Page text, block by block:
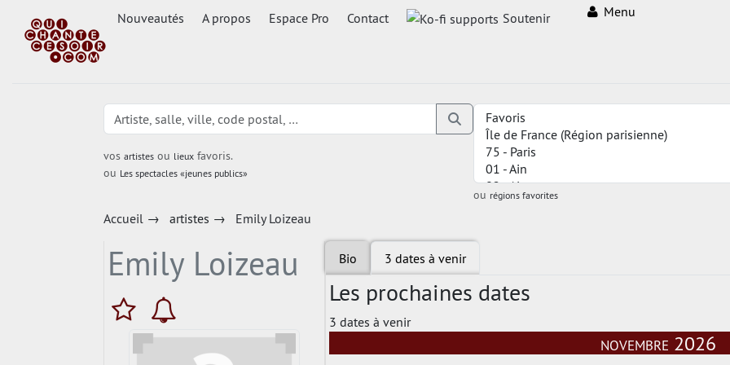
Nouveautés A propos Espace Pro Contact Soutenir Menu
vos artistesou lieuxfavoris.
ou Les spectacles «jeunes publics»
ou régions favorites
Accueil→ artistes → Emily Loizeau
Emily Loizeau Bio 3 dates à venir
Les prochaines dates
3 dates à venir
novembre 2026